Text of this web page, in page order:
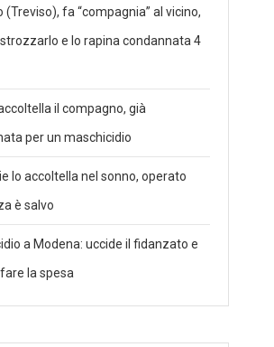
(Treviso), fa “compagnia” al vicino,
e lo rapina condannata 4
il compagno, già
per un maschicidio
lo accoltella nel sonno, operato
è salvo
a Modena: uccide il fidanzato e
la spesa